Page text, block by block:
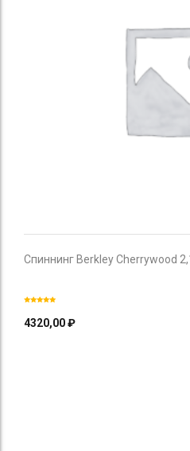
Спиннинг Berkley Cherrywood
4320,00₽